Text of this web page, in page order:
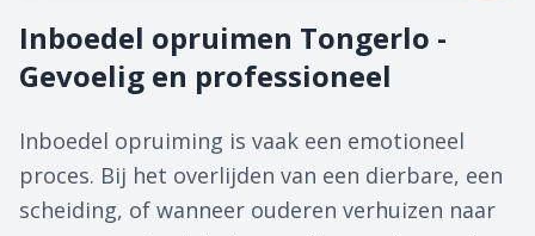
Inboedel opruimen Tongerlo -
Gevoelig en professioneel
Inboedel opruiming is vaak een emotioneel
proces. Bij het overlijden van een dierbare, een
scheiding, of wanneer ouderen verhuizen naar